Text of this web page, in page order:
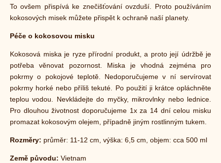
To ovšem přispívá ke znečišťování ovzduší. Proto používáním
kokosových misek můžete přispět k ochraně naší planety.
Péče o kokosovou misku
Kokosová miska je ryze přírodní produkt, a proto její údržbě je
potřeba věnovat pozornost. Miska je vhodná zejména pro
pokrmy o pokojové teplotě. Nedoporučujeme v ní servírovat
pokrmy horké nebo příliš tekuté. Po použití ji krátce opláchněte
teplou vodou. Nevkládejte do myčky, mikrovlnky nebo lednice.
Pro dlouhou životnost doporučujeme 1x za 14 dní celou misku
promazat kokosovým olejem, případně jiným rostlinným tukem.
Rozměry: průměr: 11-12 cm, výška: 6,5 cm, objem: cca 500 ml
Země původu: Vietnam